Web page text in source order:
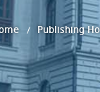
Publishing